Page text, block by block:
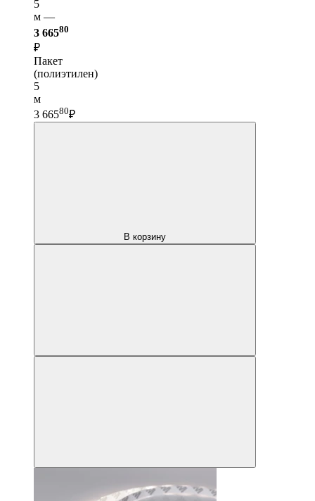
5
м —
3 66580
₽
Пакет
(полиэтилен)
5
м
3 66580₽
В корзину